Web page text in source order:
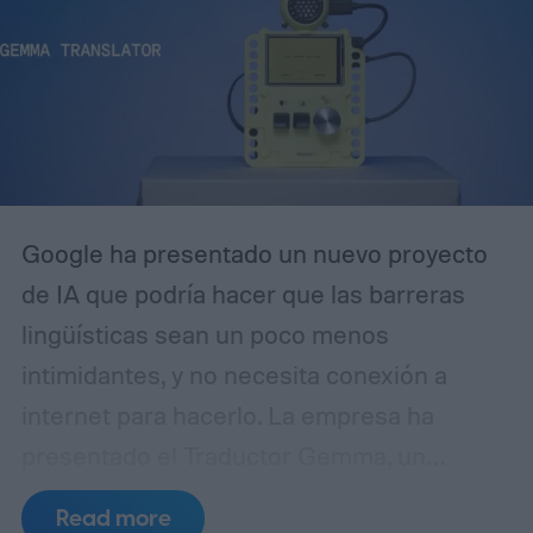
indexador de contenido sin aplicar filtros
de moderación.
Google ha presentado un nuevo proyecto
de IA que podría hacer que las barreras
lingüísticas sean un poco menos
intimidantes, y no necesita conexión a
prototipo compacto construido en
Read more